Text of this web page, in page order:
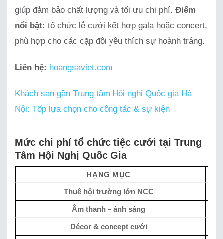
giúp đảm bảo chất lượng và tối ưu chi phí. Điểm
nổi bật: tổ chức lễ cưới kết hợp gala hoặc concert,
phù hợp cho các cặp đôi yêu thích sự hoành tráng.
Liên hệ: hoangsaviet.com
Khách sạn gần Trung tâm Hội nghị Quốc gia Hà
Nội: Tốp lựa chọn cho công tác & sự kiện
Mức chi phí tổ chức tiệc cưới tại Trung
Tâm Hội Nghị Quốc Gia
HẠNG MỤC
Thuê hội trường lớn NCC
Âm thanh – ánh sáng
Décor & concept cưới